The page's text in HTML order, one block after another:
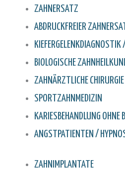
ZAHNERSATZ
ABDRUCKFREIER
KIEFERGELENKDIAGNOSTIK
BIOLOGISCHE
ZAHNÄRZTLICHE CHIRURGIE
SPORTZAHNMEDIZIN
KARIESBEHANDLUNG OHNE
ANGSTPATIENTEN /
ZAHNIMPLANTATE